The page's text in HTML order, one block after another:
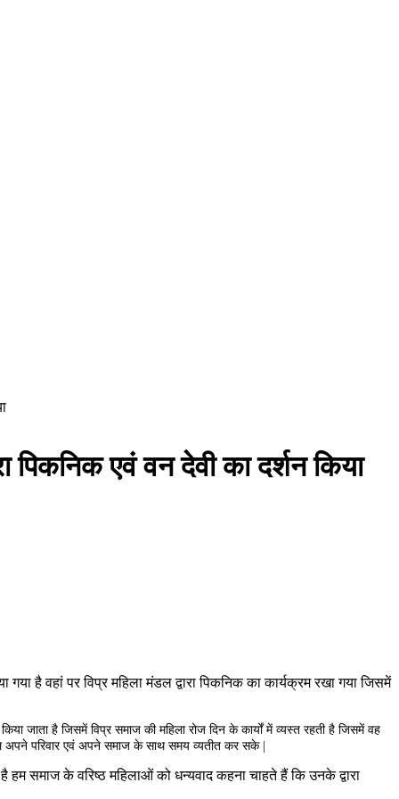
पिकनिक एवं वन देवी का दर्शन किया
है वहां पर विप्र महिला मंडल द्वारा पिकनिक का कार्यक्रम रखा गया जिसमें
जाता है जिसमें विप्र समाज की महिला रोज दिन के कार्यों में व्यस्त रहती है जिसमें वह
अपने परिवार एवं अपने समाज के साथ समय व्यतीत कर सके |
समाज के वरिष्ठ महिलाओं को धन्यवाद कहना चाहते हैं कि उनके द्वारा